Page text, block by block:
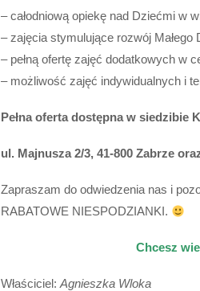
– całodniową opiekę nad Dziećmi w
– zajęcia stymulujące rozwój Małego
– pełną ofertę zajęć dodatkowych w
– możliwość zajęć indywidualnych i
Pełna oferta dostępna w siedzibie
ul. Majnusza 2/3, 41-800 Zabrze
Zapraszam do odwiedzenia nas i
RABATOWE NIESPODZIANKI.
Chcesz
Właściciel: Agnieszka Wloka